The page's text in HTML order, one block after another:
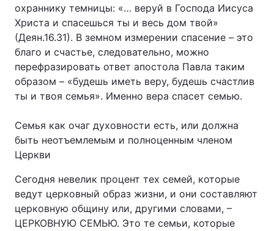
охраннику темницы: «… веруй в Господа Иисуса
Христа и спасешься ты и весь дом твой»
(Деян.16.31). В земном измерении спасение – это
благо и счастье, следовательно, можно
перефразировать ответ апостола Павла таким
образом – «будешь иметь веру, будешь счастлив
ты и твоя семья». Именно вера спасет семью.
Семья как очаг духовности есть, или должна
быть неотъемлемым и полноценным членом
Церкви
Сегодня невелик процент тех семей, которые
ведут церковный образ жизни, и они составляют
церковную общину или, другими словами, –
ЦЕРКОВНУЮ СЕМЬЮ. Это те семьи, которые